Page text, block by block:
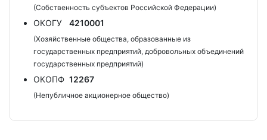
(Собственность субъектов Российской Федерации)
ОКОГУ 4210001
(Хозяйственные общества, образованные из
государственных предприятий, добровольных объединений
государственных предприятий)
ОКОПФ 12267
(Непубличное акционерное общество)